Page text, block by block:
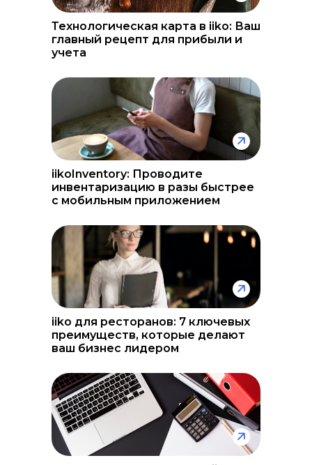
iiko для ресторанов: 7 ключевых
преимуществ, которые делают
ваш бизнес лидером
Технологическая карта в iiko: Ваш
главный рецепт для прибыли и
учета
iikoInventory: Проводите
инвентаризацию в разы быстрее
с мобильным приложением